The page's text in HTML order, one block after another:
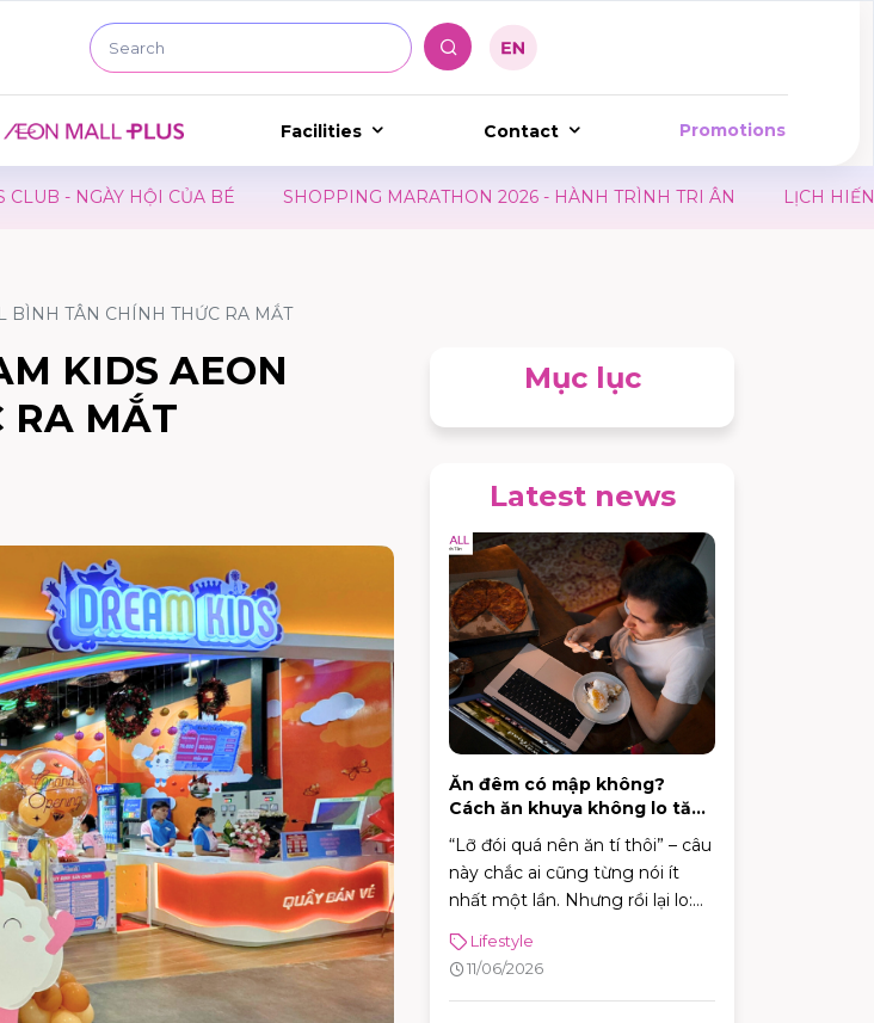
Facilities Contact Promotions
SHOPPING MARATHON 2026 - HÀNH TRÌNH TRI ÂN LỊCH HIẾN MÁU HÀNG THÁNG TẠI
BÌNH TÂN CHÍNH THỨC RA MẮT
KIDS AEON
RA MẮT
Mục lục
Latest news
Ăn đêm có mập không?
Cách ăn khuya không lo tăng
“Lỡ đói quá nên ăn tí thôi” – câu
này chắc ai cũng từng nói ít
nhất một lần. Nhưng rồi lại lo:
lời thực tế là: có thể mập,
nhưng không phải cứ ăn sau 9
Lifestyle
11/06/2026